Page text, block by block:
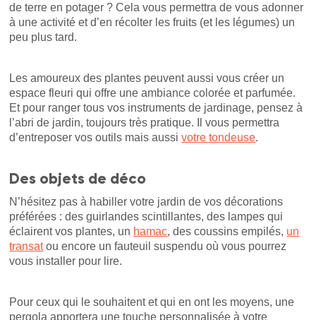
de terre en potager ? Cela vous permettra de vous adonner
à une activité et d’en récolter les fruits (et les légumes) un
peu plus tard.
Les amoureux des plantes peuvent aussi vous créer un
espace fleuri qui offre une ambiance colorée et parfumée.
Et pour ranger tous vos instruments de jardinage, pensez à
l’abri de jardin, toujours très pratique. Il vous permettra
d’entreposer vos outils mais aussivotre tondeuse.
Des objets de déco
N’hésitez pas à habiller votre jardin de vos décorations
préférées : des guirlandes scintillantes, des lampes qui
éclairent vos plantes, un hamac, des coussins empilés, un
transatou encore un fauteuil suspendu où vous pourrez
vous installer pour lire.
Pour ceux qui le souhaitent et qui en ont les moyens, une
pergola apportera une touche personnalisée à votre